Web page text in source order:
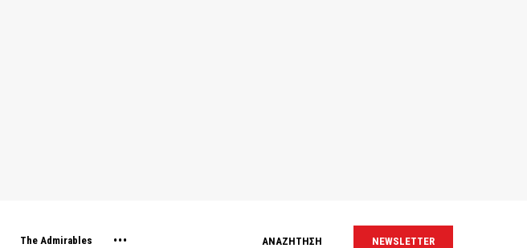
The Admirables ΑΝΑΖΗΤΗΣΗ NEWSLETTER